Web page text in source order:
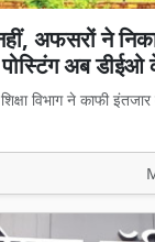
अफसरों ने
अब
विभाग ने काफी